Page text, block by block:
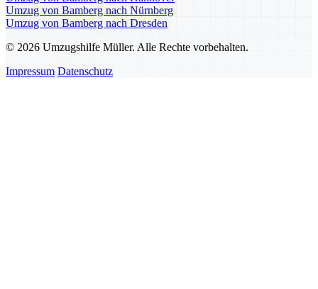
Umzug von Bamberg nach Nürnberg
Umzug von Bamberg nach Dresden
© 2026 Umzugshilfe Müller. Alle Rechte vorbehalten.
Impressum Datenschutz